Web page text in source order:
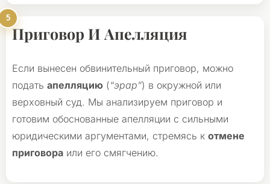
Приговор И Апелляция
Если вынесен обвинительный приговор, можно
подать апелляцию (“эрар”) в окружной или
верховный суд. Мы анализируем приговор и
готовим обоснованные апелляции с сильными
юридическими аргументами, стремясь к отмене
приговора или его смягчению.